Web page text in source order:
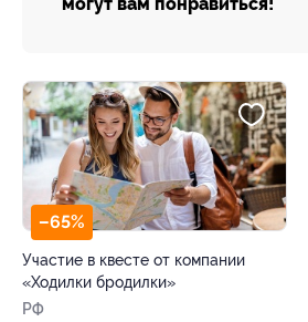
–65%
Участие в квесте от компании
«Ходилки бродилки»
РФ